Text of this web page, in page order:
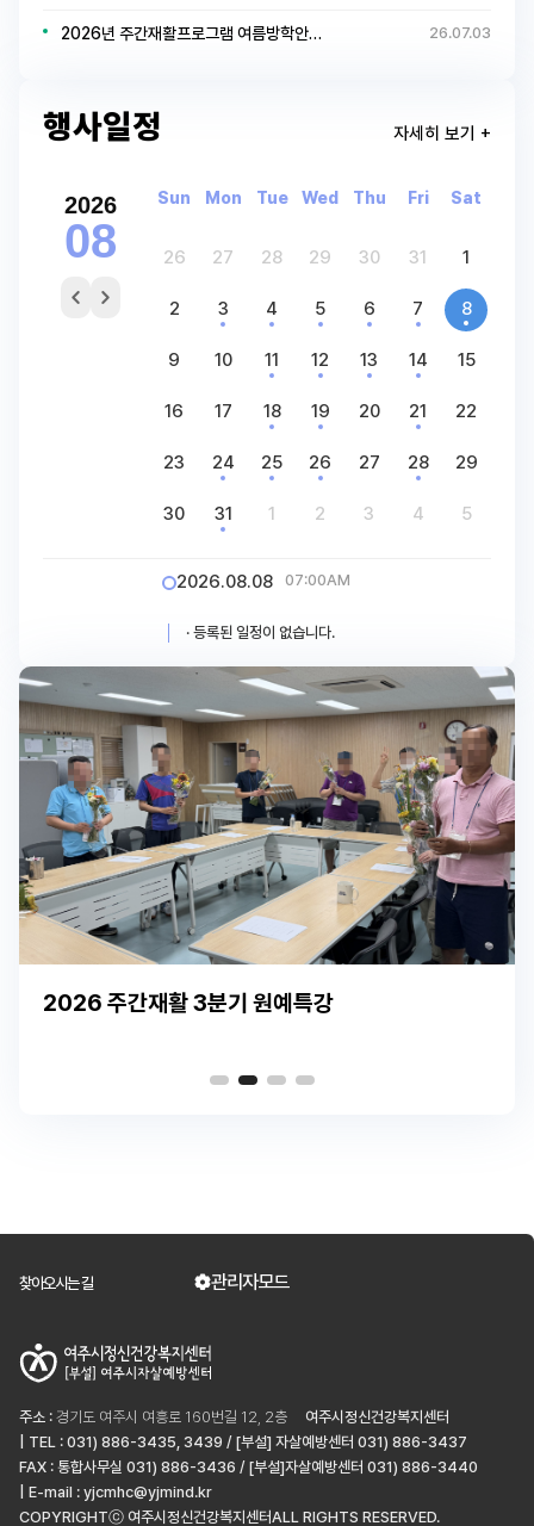
2026년 주간재활프로그램 여름방학안… 26.07.03
행사일정 자세히 보기 +
2026
08
Sun Mon Tue Wed Thu Fri Sat
26 27 28 29 30 31 1
2 3 4 5 6 7 8
9 10 11 12 13 14 15
16 17 18 19 20 21 22
23 24 25 26 27 28 29
30 31 1 2 3 4 5
2026.08.08 07:00AM
· 등록된 일정이 없습니다.
2026 주간재활 3분기 원예특강
찾아오시는 길 관리자모드
주소 : 경기도 여주시 여흥로 160번길 12, 2층
여주시정신건강복지센터
| TEL : 031) 886-3435, 3439 / [부설] 자살예방센터 031) 886-3437
FAX : 통합사무실 031) 886-3436 / [부설]자살예방센터 031) 886-3440
| E-mail : yjcmhc@yjmind.kr
COPYRIGHTⓒ 여주시정신건강복지센터ALL RIGHTS RESERVED.